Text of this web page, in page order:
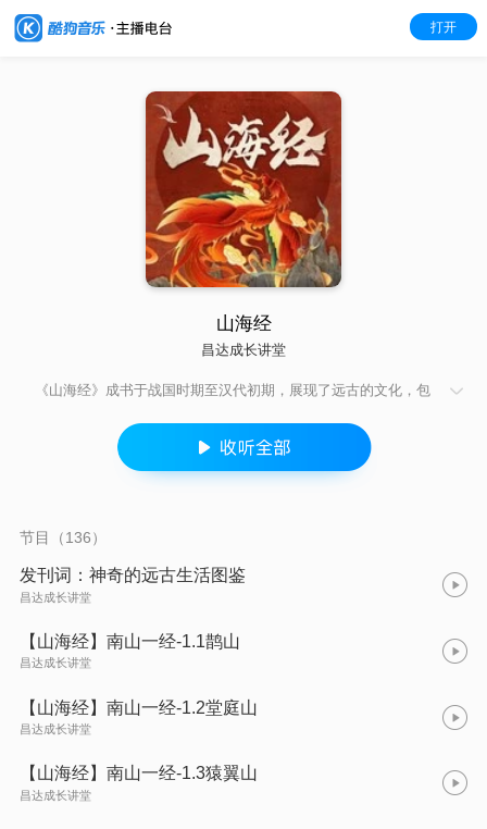
打开
山海经
昌达成长讲堂
《山海经》成书于战国时期至汉代初期，展现了远古的文化，包
及人类学、民族学、海洋学和科技史等方面的诸多内容，记录了
大荒时期的生活状况与人们的思想活动，勾勒出了上古时期的文
明与文化状态，是一部上古社会生活的百科全书。 让我们一起走
节目（136）
发刊词：神奇的远古生活图鉴
昌达成长讲堂
【山海经】南山一经-1.1鹊山
昌达成长讲堂
【山海经】南山一经-1.2堂庭山
昌达成长讲堂
【山海经】南山一经-1.3猿翼山
昌达成长讲堂